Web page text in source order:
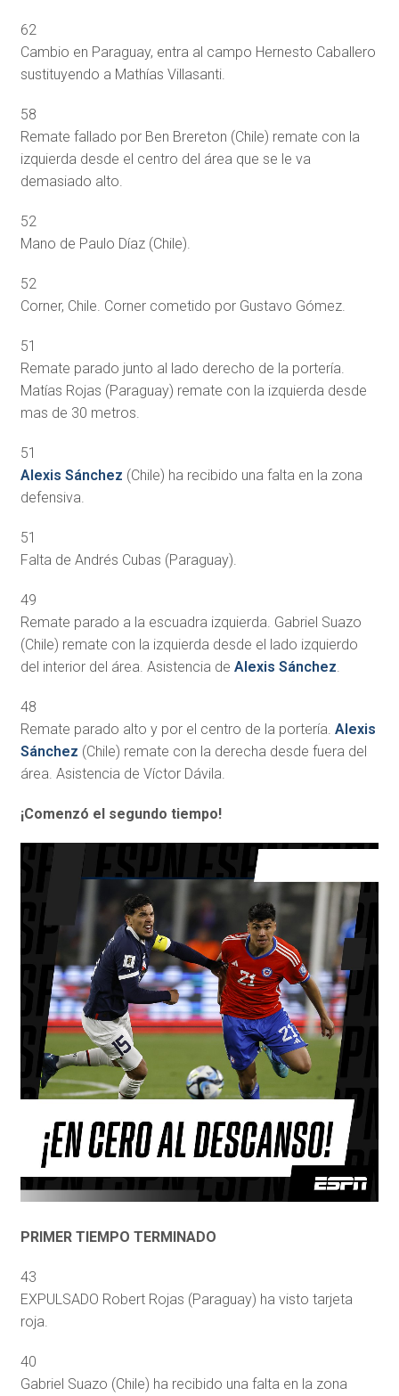
62
Cambio en Paraguay, entra al campo Hernesto Caballero
sustituyendo a Mathías Villasanti.
58
Remate fallado por Ben Brereton (Chile) remate con la
izquierda desde el centro del área que se le va
demasiado alto.
52
Mano de Paulo Díaz (Chile).
52
Corner, Chile. Corner cometido por Gustavo Gómez.
51
Remate parado junto al lado derecho de la portería.
Matías Rojas (Paraguay) remate con la izquierda desde
mas de 30 metros.
51
Alexis Sánchez (Chile) ha recibido una falta en la zona
defensiva.
51
Falta de Andrés Cubas (Paraguay).
49
Remate parado a la escuadra izquierda. Gabriel Suazo
(Chile) remate con la izquierda desde el lado izquierdo
del interior del área. Asistencia de Alexis Sánchez.
48
Remate parado alto y por el centro de la portería. Alexis
Sánchez (Chile) remate con la derecha desde fuera del
área. Asistencia de Víctor Dávila.
¡Comenzó el segundo tiempo!
PRIMER TIEMPO TERMINADO
43
EXPULSADO Robert Rojas (Paraguay) ha visto tarjeta
roja.
40
Gabriel Suazo (Chile) ha recibido una falta en la zona